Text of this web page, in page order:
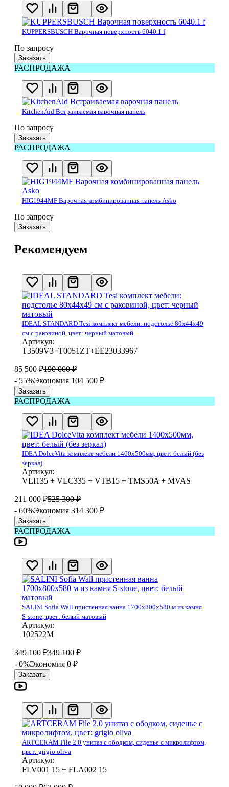
KUPPERSBUSCH Варочная поверхность 6040.1 f
По запросу
Заказать
РАСПРОДАЖА
KitchenAid Встраиваемая варочная панель
По запросу
Заказать
РАСПРОДАЖА
HIG1944MF Варочная комбинированная панель Asko
По запросу
Заказать
Рекомендуем
IDEAL STANDARD Tesi комплект мебели: подстолье 80x44x49
см с раковиной, цвет: черный матовый
Артикул:
T3509V3+T0051ZT+EE23033967
85 500 ₽190 000 ₽
- 55%Экономия 104 500 ₽
Заказать
РАСПРОДАЖА
IDEA DolceVita комплект мебели 1400x500мм, цвет: белый (без
зеркал)
Артикул:
VLI135 + VLC335 + VTB15 + TMS50A + MVAS
211 000 ₽525 300 ₽
- 60%Экономия 314 300 ₽
Заказать
РАСПРОДАЖА
SALINI Sofia Wall пристенная ванна 1700х800х580 м из камня
S-stone, цвет: белый матовый
Артикул:
102522М
349 100 ₽349 100 ₽
- 0%Экономия 0 ₽
Заказать
ARTCERAM File 2.0 унитаз с ободком, сиденье с микролифтом,
цвет: grigio oliva
Артикул:
FLV001 15 + FLA002 15